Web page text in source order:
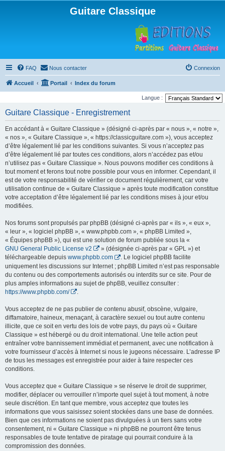
Guitare Classique
FAQ Nous contacter Connexion
Accueil Portail Index du forum
Langue :
Guitare Classique - Enregistrement
En accédant à « Guitare Classique » (désigné ci-après par « nous », « notre »,
« nos », « Guitare Classique », « https://classicguitare.com »), vous acceptez
d’être légalement lié par les conditions suivantes. Si vous n’acceptez pas
d’être légalement lié par toutes ces conditions, alors n’accédez pas et/ou
n’utilisez pas « Guitare Classique ». Nous pouvons modifier ces conditions à
tout moment et ferons tout notre possible pour vous en informer. Cependant, il
est de votre responsabilité de vérifier ce document régulièrement, car votre
utilisation continue de « Guitare Classique » après toute modification constitue
votre acceptation d’être légalement lié par les conditions mises à jour et/ou
modifiées.
Nos forums sont propulsés par phpBB (désigné ci-après par « ils », « eux »,
« leur », « logiciel phpBB », « www.phpbb.com », « phpBB Limited »,
« Équipes phpBB »), qui est une solution de forum publiée sous la «
GNU General Public License v2
» (désignée ci-après par « GPL ») et
téléchargeable depuis www.phpbb.com
. Le logiciel phpBB facilite
uniquement les discussions sur Internet ; phpBB Limited n’est pas responsable
du contenu ou des comportements autorisés ou interdits sur ce site. Pour de
plus amples informations au sujet de phpBB, veuillez consulter :
https://www.phpbb.com/
Vous acceptez de ne pas publier de contenu abusif, obscène, vulgaire,
diffamatoire, haineux, menaçant, à caractère sexuel ou tout autre contenu
illicite, que ce soit en vertu des lois de votre pays, du pays où « Guitare
Classique » est hébergé ou du droit international. Une telle action peut
entraîner votre bannissement immédiat et permanent, avec une notification à
votre fournisseur d’accès à Internet si nous le jugeons nécessaire. L’adresse IP
de tous les messages est enregistrée pour aider à faire respecter ces
conditions.
Vous acceptez que « Guitare Classique » se réserve le droit de supprimer,
modifier, déplacer ou verrouiller n’importe quel sujet à tout moment, à notre
seule discrétion. En tant que membre, vous acceptez que toutes les
informations que vous saisissez soient stockées dans une base de données.
Bien que ces informations ne soient pas divulguées à un tiers sans votre
consentement, ni « Guitare Classique » ni phpBB ne pourront être tenus
responsables de toute tentative de piratage qui pourrait conduire à la
compromission des données.